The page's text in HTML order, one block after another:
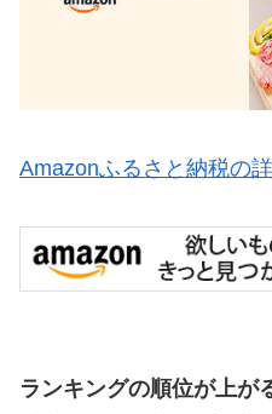
Amazonふるさと納税の
ランキングの順位が上が